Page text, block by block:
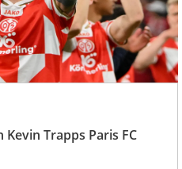
Trapps Paris FC